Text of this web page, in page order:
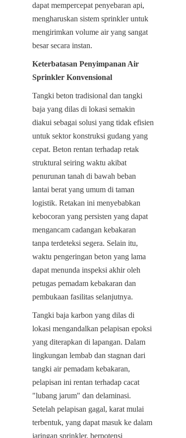
dapat mempercepat penyebaran api,
mengharuskan sistem sprinkler untuk
mengirimkan volume air yang sangat
besar secara instan.
Keterbatasan Penyimpanan Air
Sprinkler Konvensional
Tangki beton tradisional dan tangki
baja yang dilas di lokasi semakin
diakui sebagai solusi yang tidak efisien
untuk sektor konstruksi gudang yang
cepat. Beton rentan terhadap retak
struktural seiring waktu akibat
penurunan tanah di bawah beban
lantai berat yang umum di taman
logistik. Retakan ini menyebabkan
kebocoran yang persisten yang dapat
mengancam cadangan kebakaran
tanpa terdeteksi segera. Selain itu,
waktu pengeringan beton yang lama
dapat menunda inspeksi akhir oleh
petugas pemadam kebakaran dan
pembukaan fasilitas selanjutnya.
Tangki baja karbon yang dilas di
lokasi mengandalkan pelapisan epoksi
yang diterapkan di lapangan. Dalam
lingkungan lembab dan stagnan dari
tangki air pemadam kebakaran,
pelapisan ini rentan terhadap cacat
"lubang jarum" dan delaminasi.
Setelah pelapisan gagal, karat mulai
terbentuk, yang dapat masuk ke dalam
jaringan sprinkler, berpotensi